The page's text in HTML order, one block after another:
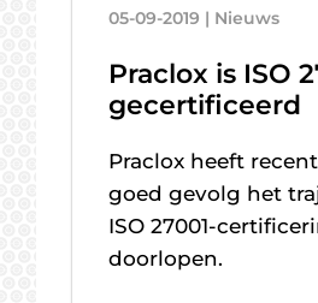
05-09-2019 | Nieuws
Praclox is ISO
gecertificeerd
Praclox heeft
goed gevolg het
ISO 27001-
doorlopen.